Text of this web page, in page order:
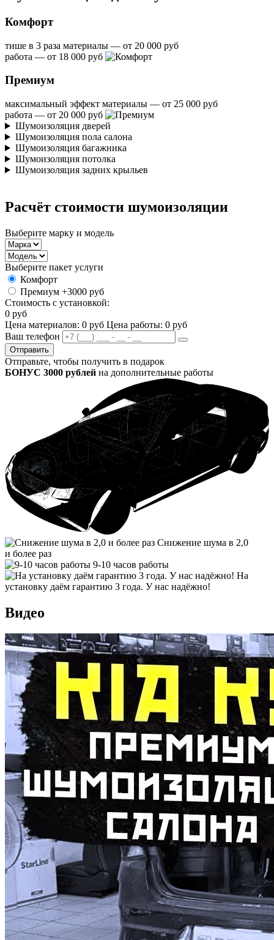
Комфорт
тише в 3 раза материалы — от 20 000 руб
работа — от 18 000 руб
Премиум
максимальный эффект материалы — от 25 000 руб
работа — от 20 000 руб
Шумоизоляция дверей
Шумоизоляция пола салона
Шумоизоляция багажника
Шумоизоляция потолка
Шумоизоляция задних крыльев
Расчёт стоимости шумоизоляции
Выберите марку и модель
Выберите пакет услуги
Комфорт
Премиум +3000 руб
Стоимость с установкой:
0 руб
Цена материалов: 0 руб Цена работы: 0 руб
Ваш телефон
Отправить
Отправьте, чтобы получить в подарок
БОНУС 3000 рублей на дополнительные работы
Снижение шума в 2,0
и более раз
9-10 часов работы
На
установку даём гарантию 3 года. У нас надёжно!
Видео